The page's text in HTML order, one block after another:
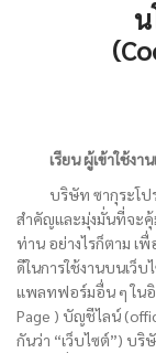
เรียน ผู้เข้าใช้ง
บริษัท ซากุระโปร
สำคัญและมุ่งมั่นที่จะ
ท่าน อย่างไรก็ตาม
ดีในการใช้งานบนเว็
แพลทฟอร์มอื่น ๆ ใน
Page ) บัญชีไลน์
กันว่า “เว็บไซต์”) บริ